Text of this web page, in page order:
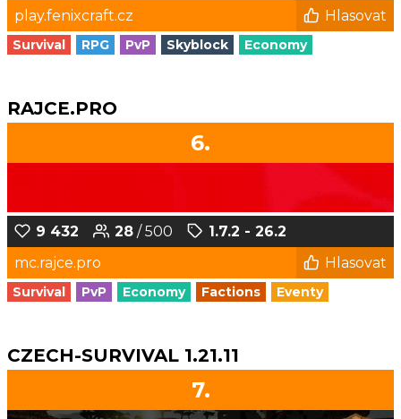
play.fenixcraft.cz
Hlasovat
Survival RPG PvP Skyblock Economy
RAJCE.PRO
6.
9 432 28 / 500
1.7.2 - 26.2
mc.rajce.pro
Hlasovat
Survival PvP Economy Factions Eventy
CZECH-SURVIVAL 1.21.11
7.